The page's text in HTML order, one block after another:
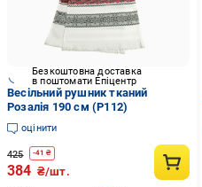
Безкоштовна доставка
в поштомати Епіцентр
Весільний рушник тканий
Розалія 190 см (Р112)
оцінити
425 -41 ₴
384 ₴/шт.